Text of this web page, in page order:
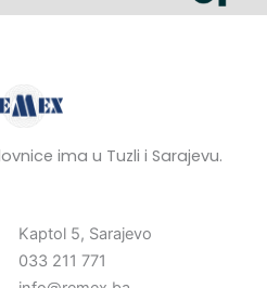
ima u Tuzli i Sarajevu.
Kaptol 5, Sarajevo
033 211 771